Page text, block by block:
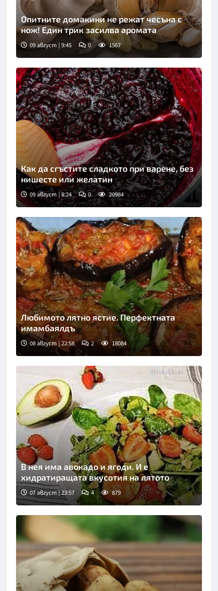
Опитните домакини не режат чесъна с
нож! Един трик засилва аромата
09 август | 9:45 0 1567
Как да сгъстите сладкото при варене, без
нишесте или желатин
09 август | 8:24 0 20984
Любимото лятно ястие. Перфектната
имамбаялдъ
08 август | 22:58 2 18084
В нея има авокадо и ягоди. И е
хидратиращата вкусотия на лятото
07 август | 23:57 4 879